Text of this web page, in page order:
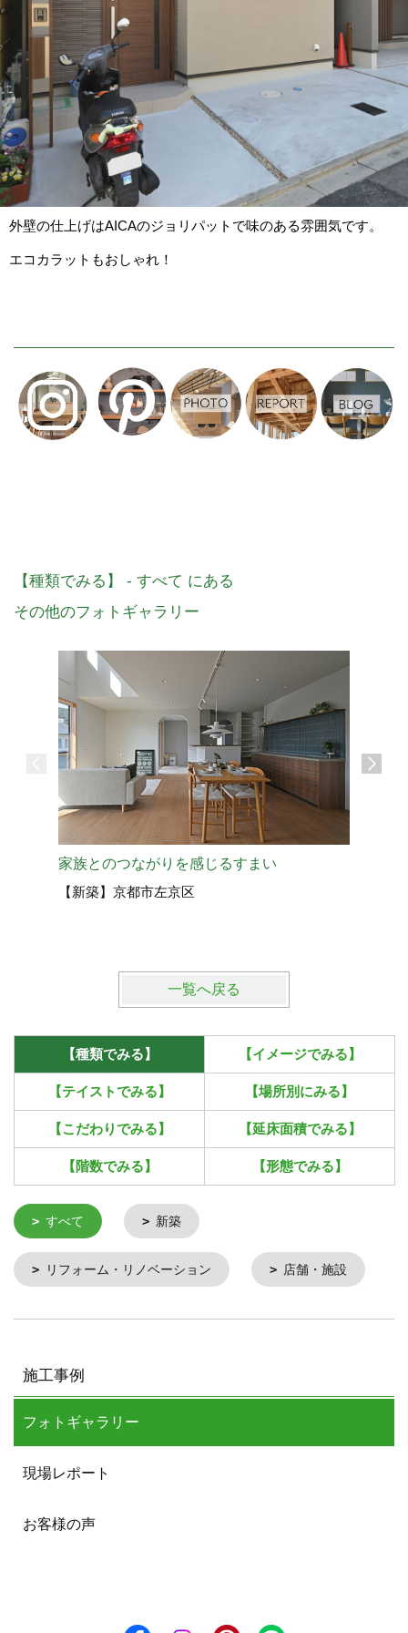
外壁の仕上げはAICAのジョリパットで味のある雰囲気です。
エコカラットもおしゃれ！
【種類でみる】 - すべて にある
その他のフォトギャラリー
家族とのつながりを感じるすまい
【新築】京都市左京区
一覧へ戻る
【種類でみる】 【イメージでみる】
【テイストでみる】 【場所別にみる】
【こだわりでみる】 【延床面積でみる】
【階数でみる】 【形態でみる】
すべて 新築
リフォーム・リノベーション 店舗・施設
施工事例
フォトギャラリー
現場レポート
お客様の声